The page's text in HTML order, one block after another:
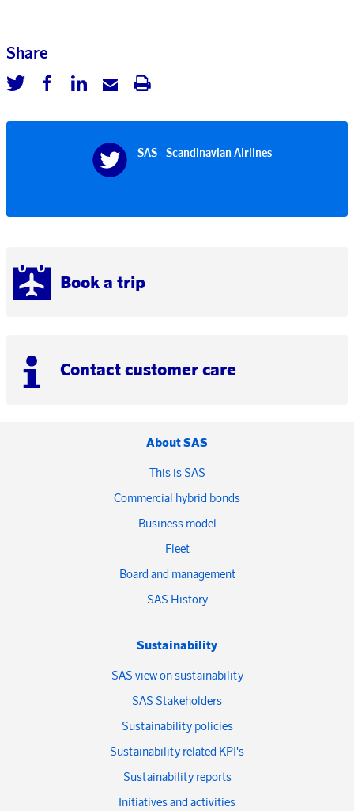
Book a trip
Contact customer care
Share
SAS - Scandinavian Airlines
About SAS
This is SAS
Commercial hybrid bonds
Business model
Fleet
Board and management
SAS History
Sustainability
SAS view on sustainability
SAS Stakeholders
Sustainability policies
Sustainability related KPI's
Sustainability reports
Initiatives and activities